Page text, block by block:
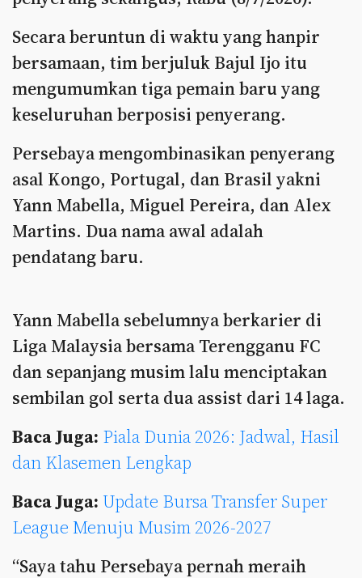
Secara beruntun di waktu yang hanpir
bersamaan, tim berjuluk Bajul Ijo itu
mengumumkan tiga pemain baru yang
keseluruhan berposisi penyerang.
Persebaya mengombinasikan penyerang
asal Kongo, Portugal, dan Brasil yakni
Yann Mabella, Miguel Pereira, dan Alex
Martins. Dua nama awal adalah
pendatang baru.
Yann Mabella sebelumnya berkarier di
Liga Malaysia bersama Terengganu FC
dan sepanjang musim lalu menciptakan
sembilan gol serta dua assist dari 14 laga.
Baca Juga: Piala Dunia 2026: Jadwal, Hasil
dan Klasemen Lengkap
Baca Juga: Update Bursa Transfer Super
League Menuju Musim 2026-2027
“Saya tahu Persebaya pernah meraih